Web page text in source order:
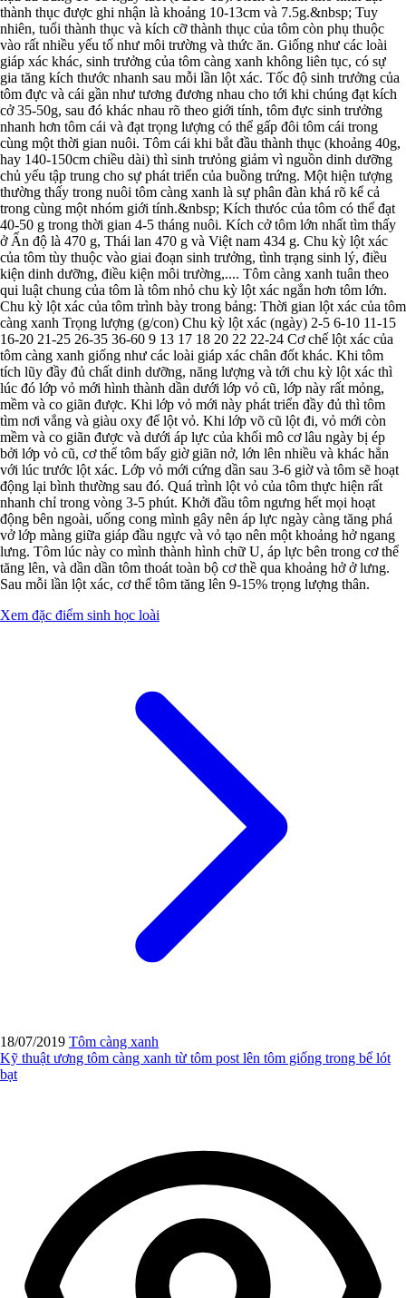
thành thục được ghi nhận là khoảng 10-13cm và 7.5g.&nbsp; Tuy
nhiên, tuổi thành thục và kích cỡ thành thục của tôm còn phụ thuộc
vào rất nhiều yếu tố như môi trường và thức ăn. Giống như các loài
giáp xác khác, sinh trưởng của tôm càng xanh không liên tục, có sự
gia tăng kích thước nhanh sau mỗi lần lột xác. Tốc độ sinh trưởng của
tôm đực và cái gần như tương đương nhau cho tới khi chúng đạt kích
cở 35-50g, sau đó khác nhau rõ theo giới tính, tôm đực sinh trưởng
nhanh hơn tôm cái và đạt trọng lượng có thể gấp đôi tôm cái trong
cùng một thời gian nuôi. Tôm cái khi bắt đầu thành thục (khoảng 40g,
hay 140-150cm chiều dài) thì sinh trưỏng giảm vì nguồn dinh dưỡng
chủ yếu tập trung cho sự phát triển của buồng trứng. Một hiện tượng
thường thấy trong nuôi tôm càng xanh là sự phân đàn khá rõ kể cả
trong cùng một nhóm giới tính.&nbsp; Kích thưóc của tôm có thể đạt
40-50 g trong thời gian 4-5 tháng nuôi. Kích cở tôm lớn nhất tìm thấy
ở Ấn độ là 470 g, Thái lan 470 g và Việt nam 434 g. Chu kỳ lột xác
của tôm tùy thuộc vào giai đoạn sinh trưởng, tình trạng sinh lý, điều
kiện dinh dưỡng, điều kiện môi trường,.... Tôm càng xanh tuân theo
qui luật chung của tôm là tôm nhỏ chu kỳ lột xác ngắn hơn tôm lớn.
Chu kỳ lột xác của tôm trình bày trong bảng: Thời gian lột xác của tôm
càng xanh Trọng lượng (g/con) Chu kỳ lột xác (ngày) 2-5 6-10 11-15
16-20 21-25 26-35 36-60 9 13 17 18 20 22 22-24 Cơ chế lột xác của
tôm càng xanh giống như các loài giáp xác chân đốt khác. Khi tôm
tích lũy đầy đủ chất dinh dưỡng, năng lượng và tới chu kỳ lột xác thì
lúc đó lớp vỏ mới hình thành dần dưới lớp vỏ cũ, lớp này rất mỏng,
mềm và co giãn được. Khi lớp vỏ mới này phát triển đầy đủ thì tôm
tìm nơi vắng và giàu oxy để lột vỏ. Khi lớp võ cũ lột đi, vỏ mới còn
mềm và co giãn được và dưới áp lực của khối mô cơ lâu ngày bị ép
bởi lớp vỏ cũ, cơ thể tôm bấy giờ giãn nở, lớn lên nhiều và khác hẳn
với lúc trước lột xác. Lớp vỏ mới cứng dần sau 3-6 giờ và tôm sẽ hoạt
động lại bình thường sau đó. Quá trình lột vỏ của tôm thực hiện rất
nhanh chỉ trong vòng 3-5 phút. Khởi đầu tôm ngưng hết mọi hoạt
động bên ngoài, uống cong mình gây nên áp lực ngày càng tăng phá
vở lớp màng giữa giáp đầu ngực và vỏ tạo nên một khoảng hở ngang
lưng. Tôm lúc này co mình thành hình chữ U, áp lực bên trong cơ thể
tăng lên, và dần dần tôm thoát toàn bộ cơ thề qua khoảng hở ở lưng.
Sau mỗi lần lột xác, cơ thể tôm tăng lên 9-15% trọng lượng thân.
Xem đặc điểm sinh học loài
18/07/2019 Tôm càng xanh
Kỹ thuật ương tôm càng xanh từ tôm post lên tôm giống trong bể lót
bạt